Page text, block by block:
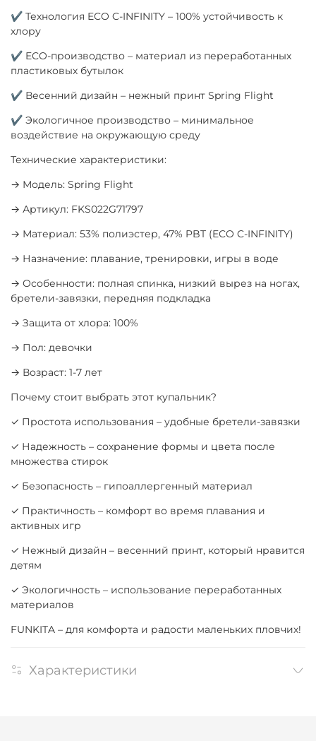
✔ Технология ECO C-INFINITY – 100% устойчивость к
хлору
✔ ECO-производство – материал из переработанных
пластиковых бутылок
✔ Весенний дизайн – нежный принт Spring Flight
✔ Экологичное производство – минимальное
воздействие на окружающую среду
Технические характеристики:
→ Модель: Spring Flight
→ Артикул: FKS022G71797
→ Материал: 53% полиэстер, 47% PBT (ECO C-INFINITY)
→ Назначение: плавание, тренировки, игры в воде
→ Особенности: полная спинка, низкий вырез на ногах,
бретели-завязки, передняя подкладка
→ Защита от хлора: 100%
→ Пол: девочки
→ Возраст: 1-7 лет
Почему стоит выбрать этот купальник?
✓ Простота использования – удобные бретели-завязки
✓ Надежность – сохранение формы и цвета после
множества стирок
✓ Безопасность – гипоаллергенный материал
✓ Практичность – комфорт во время плавания и
активных игр
✓ Нежный дизайн – весенний принт, который нравится
детям
✓ Экологичность – использование переработанных
материалов
FUNKITA – для комфорта и радости маленьких пловчих!
Характеристики